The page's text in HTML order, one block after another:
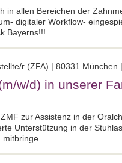
in allen Bereichen der
digitaler Workflow-
Bayerns!!!
r (ZFA) | 80331 München
w/d) in unserer
zur Assistenz in der
Unterstützung in der